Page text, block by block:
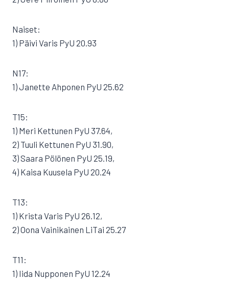
Naiset:
1) Päivi Varis PyU 20.93
N17:
1) Janette Ahponen PyU 25.62
T15:
1) Meri Kettunen PyU 37.64,
2) Tuuli Kettunen PyU 31.90,
3) Saara Pölönen PyU 25.19,
4) Kaisa Kuusela PyU 20.24
T13:
1) Krista Varis PyU 26.12,
2) Oona Vainikainen LiTai 25.27
T11:
1) Iida Nupponen PyU 12.24